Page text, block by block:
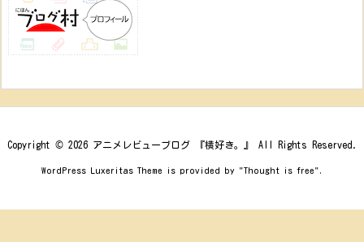
Copyright © 2026 アニメレビューブログ 『横好き。』 All Rights Reserved.
WordPress Luxeritas Theme is provided by "Thought is free".